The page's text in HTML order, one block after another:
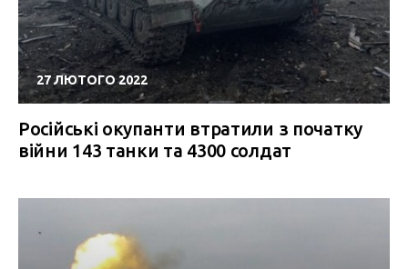
27 ЛЮТОГО 2022
Російські окупанти втратили з початку
війни 143 танки та 4300 солдат